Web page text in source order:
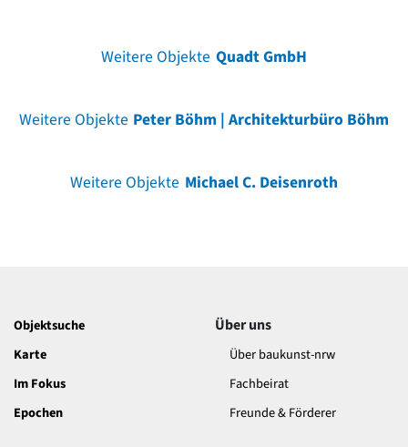
Weitere Objekte Quadt GmbH
Weitere Objekte Peter Böhm | Architekturbüro Böhm
Weitere Objekte Michael C. Deisenroth
Objektsuche
Karte
Im Fokus
Epochen
Über uns
Über baukunst-nrw
Fachbeirat
Freunde & Förderer